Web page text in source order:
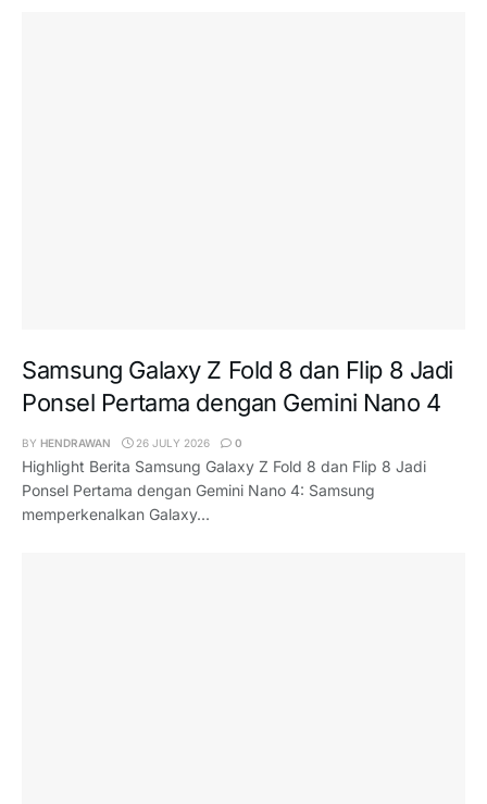
Samsung Galaxy Z Fold 8 dan Flip 8 Jadi
Ponsel Pertama dengan Gemini Nano 4
BY HENDRAWAN 26 JULY 2026 0
Highlight Berita Samsung Galaxy Z Fold 8 dan Flip 8 Jadi
Ponsel Pertama dengan Gemini Nano 4: Samsung
memperkenalkan Galaxy...